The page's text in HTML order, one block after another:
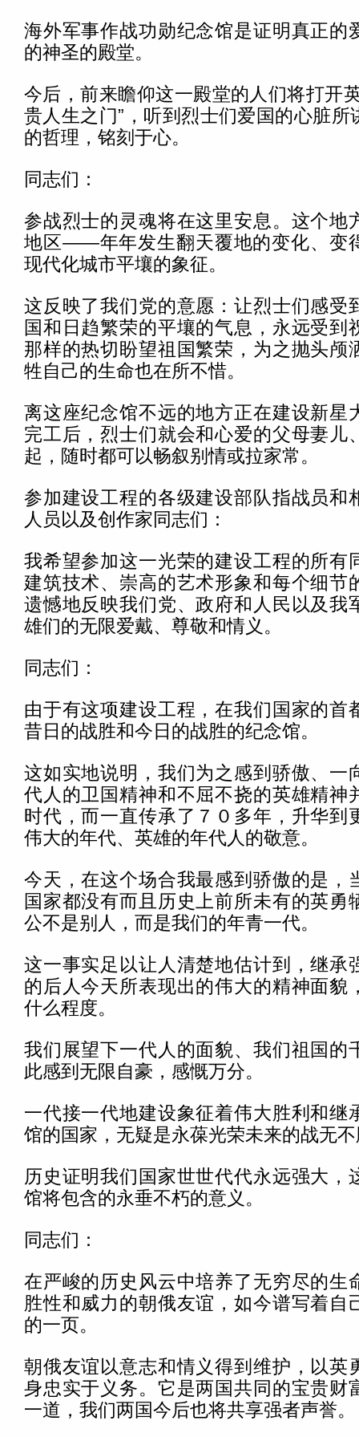
海外军事作战功勋纪念馆是证明真正的
的神圣的殿堂。
今后，前来瞻仰这一殿堂的人们将打开
贵人生之门”，听到烈士们爱国的心脏所
的哲理，铭刻于心。
同志们：
参战烈士的灵魂将在这里安息。这个地
地区——年年发生翻天覆地的变化、变
现代化城市平壤的象征。
这反映了我们党的意愿：让烈士们感受
国和日趋繁荣的平壤的气息，永远受到
那样的热切盼望祖国繁荣，为之抛头颅
牲自己的生命也在所不惜。
离这座纪念馆不远的地方正在建设新星
完工后，烈士们就会和心爱的父母妻儿
起，随时都可以畅叙别情或拉家常。
参加建设工程的各级建设部队指战员和
人员以及创作家同志们：
我希望参加这一光荣的建设工程的所有
建筑技术、崇高的艺术形象和每个细节
遗憾地反映我们党、政府和人民以及我
雄们的无限爱戴、尊敬和情义。
同志们：
由于有这项建设工程，在我们国家的首
昔日的战胜和今日的战胜的纪念馆。
这如实地说明，我们为之感到骄傲、一
代人的卫国精神和不屈不挠的英雄精神
时代，而一直传承了７０多年，升华到
伟大的年代、英雄的年代人的敬意。
今天，在这个场合我最感到骄傲的是，
国家都没有而且历史上前所未有的英勇
公不是别人，而是我们的年青一代。
这一事实足以让人清楚地估计到，继承
的后人今天所表现出的伟大的精神面貌
什么程度。
我们展望下一代人的面貌、我们祖国的
此感到无限自豪，感慨万分。
一代接一代地建设象征着伟大胜利和继
馆的国家，无疑是永葆光荣未来的战无
历史证明我们国家世世代代永远强大，
馆将包含的永垂不朽的意义。
同志们：
在严峻的历史风云中培养了无穷尽的生
胜性和威力的朝俄友谊，如今谱写着自
的一页。
朝俄友谊以意志和情义得到维护，以英
身忠实于义务。它是两国共同的宝贵财
一道，我们两国今后也将共享强者声誉。